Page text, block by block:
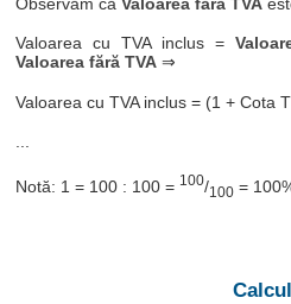
Valoarea cu TVA inclus =
Valoarea fără TVA ⇒
Valoarea cu TVA inclus = (1 + Cota
Notă: 1 = 100 : 100 = 100/100 =